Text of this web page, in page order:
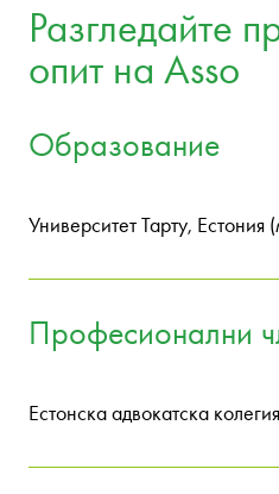
Разгледайте
опит на Asso
Образование
Университет Тарту, Естония
Професионални
Естонска адвокатска колегия